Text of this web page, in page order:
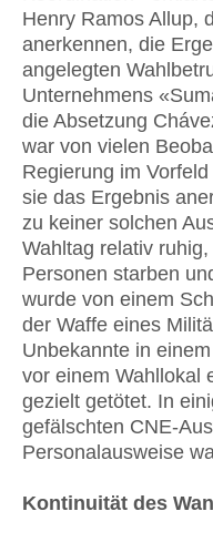
Henry Ramos Allup,
anerkennen, die
angelegten
Unternehmens
die Absetzung
war von vielen
Regierung im
sie das Ergebnis
zu keiner solchen
Wahltag relativ
Personen starben
wurde von einem
der Waffe eines
Unbekannte in
vor einem Wahllokal
gezielt getötet. In
gefälschten CNE-
Personalausweise
Kontinuität des